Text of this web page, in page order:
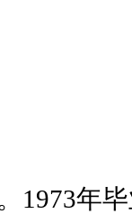
1973年